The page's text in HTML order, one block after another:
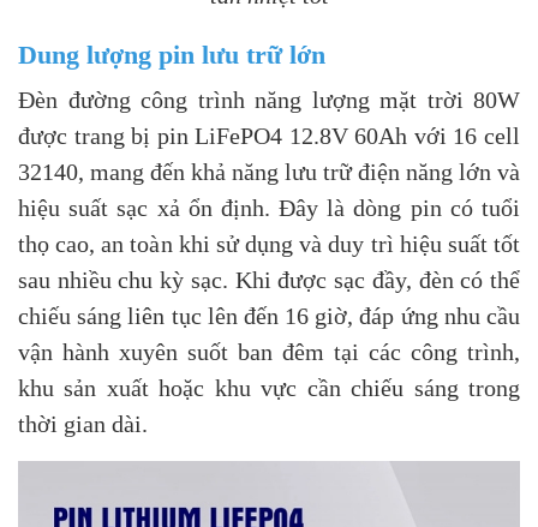
Dung lượng pin lưu trữ lớn
Đèn đường công trình năng lượng mặt trời 80W
được trang bị pin LiFePO4 12.8V 60Ah với 16 cell
32140, mang đến khả năng lưu trữ điện năng lớn và
hiệu suất sạc xả ổn định. Đây là dòng pin có tuổi
thọ cao, an toàn khi sử dụng và duy trì hiệu suất tốt
sau nhiều chu kỳ sạc. Khi được sạc đầy, đèn có thể
chiếu sáng liên tục lên đến 16 giờ, đáp ứng nhu cầu
vận hành xuyên suốt ban đêm tại các công trình,
khu sản xuất hoặc khu vực cần chiếu sáng trong
thời gian dài.